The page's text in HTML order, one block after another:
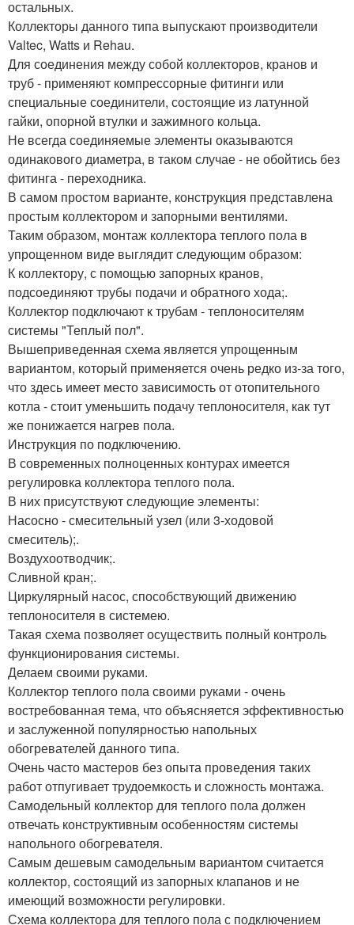
остальных.
Коллекторы данного типа выпускают производители
Valtec, Watts и Rehau.
Для соединения между собой коллекторов, кранов и
труб - применяют компрессорные фитинги или
специальные соединители, состоящие из латунной
гайки, опорной втулки и зажимного кольца.
Не всегда соединяемые элементы оказываются
одинакового диаметра, в таком случае - не обойтись без
фитинга - переходника.
В самом простом варианте, конструкция представлена
простым коллектором и запорными вентилями.
Таким образом, монтаж коллектора теплого пола в
упрощенном виде выглядит следующим образом:
К коллектору, с помощью запорных кранов,
подсоединяют трубы подачи и обратного хода;.
Коллектор подключают к трубам - теплоносителям
системы "Теплый пол".
Вышеприведенная схема является упрощенным
вариантом, который применяется очень редко из-за того,
что здесь имеет место зависимость от отопительного
котла - стоит уменьшить подачу теплоносителя, как тут
же понижается нагрев пола.
Инструкция по подключению.
В современных полноценных контурах имеется
регулировка коллектора теплого пола.
В них присутствуют следующие элементы:
Насосно - смесительный узел (или 3-ходовой
смеситель);.
Воздухоотводчик;.
Сливной кран;.
Циркулярный насос, способствующий движению
теплоносителя в системею.
Такая схема позволяет осуществить полный контроль
функционирования системы.
Делаем своими руками.
Коллектор теплого пола своими руками - очень
востребованная тема, что объясняется эффективностью
и заслуженной популярностью напольных
обогревателей данного типа.
Очень часто мастеров без опыта проведения таких
работ отпугивает трудоемкость и сложность монтажа.
Самодельный коллектор для теплого пола должен
отвечать конструктивным особенностям системы
напольного обогревателя.
Самым дешевым самодельным вариантом считается
коллектор, состоящий из запорных клапанов и не
имеющий возможности регулировки.
Схема коллектора для теплого пола с подключением